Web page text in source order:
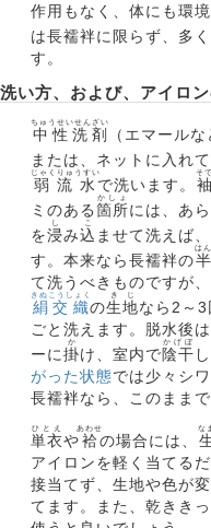
作用もなく、体にも環
は長襦袢に限らず、多
す。
洗い方、および、アイロ
中性洗剤
ちゅうせいせんざい
（エマール
または、ネットに入れて
弱流水
じゃくりゅうすい
で洗います。
そ
ミのある箇所
かしょ
には、あ
を浸
し
み込
こ
ませて洗えば
す。本来なら長襦袢の
は
て洗うべきものですが
絹交織
きぬこうしょく
の生地
きじ
なら2～
ごと洗えます。脱水後
ーに掛
か
け、室内で陰干
かげぼ
がった状態では少々シ
長襦袢なら、このままで
単衣
ひとえ
や袷
あわせ
の場合には、
な
アイロンを軽く当てる
接当てず、生地や色が
てます。また、乾きき